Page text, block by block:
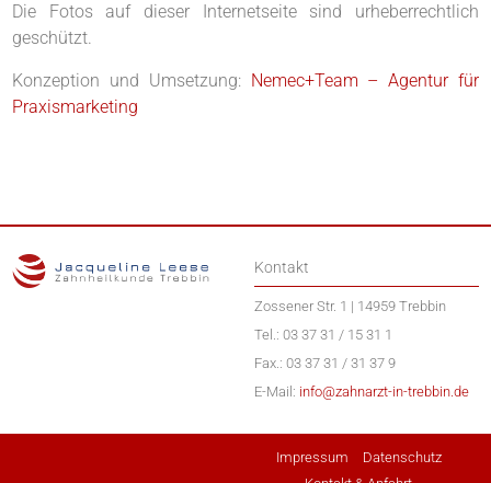
Die Fotos auf dieser Internetseite sind urheberrechtlich
geschützt.
Konzeption und Umsetzung: Nemec+Team – Agentur für
Praxismarketing
Kontakt
Zossener Str. 1 | 14959 Trebbin
Tel.: 03 37 31 / 15 31 1
Fax.: 03 37 31 / 31 37 9
E-Mail: info@zahnarzt-in-trebbin.de
Impressum
Datenschutz